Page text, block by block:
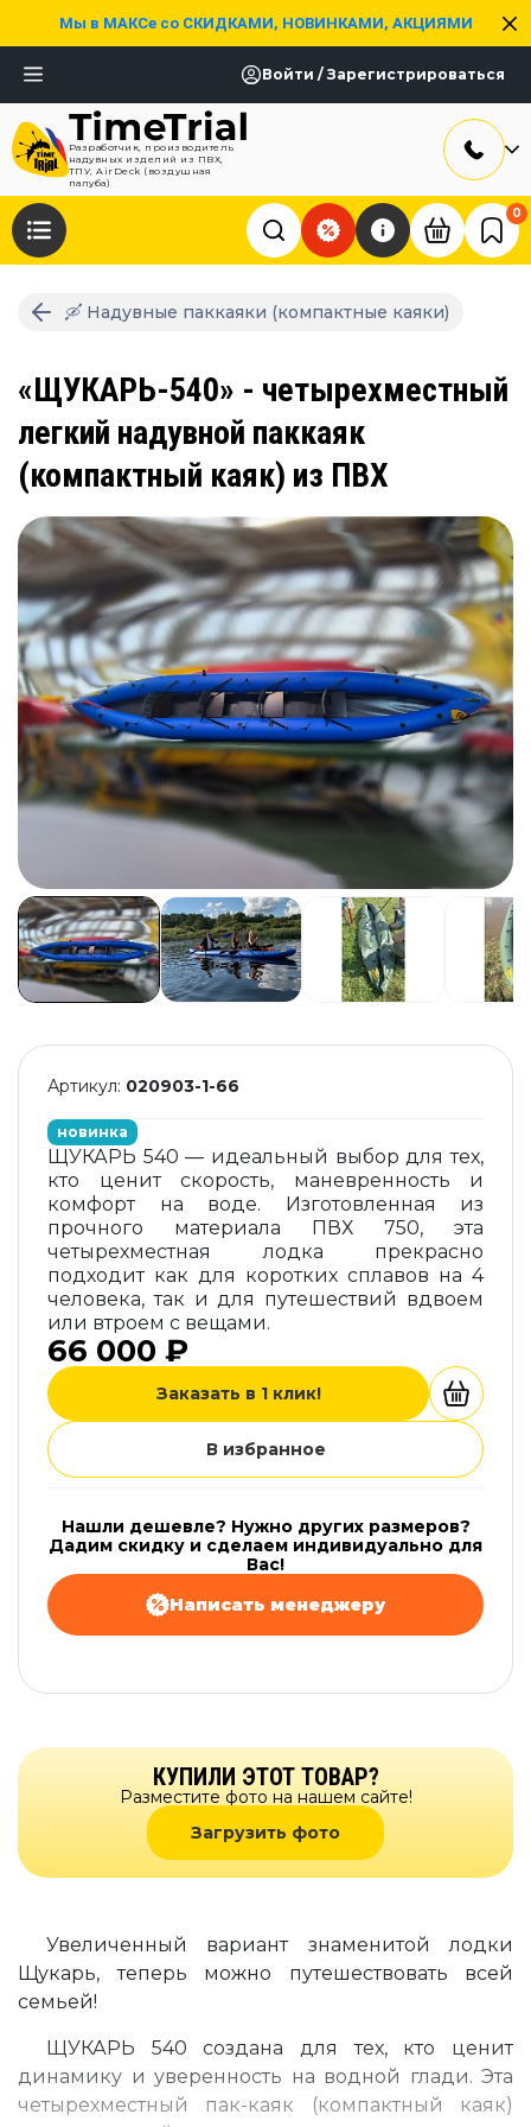
Мы в МАКСе со СКИДКАМИ, НОВИНКАМИ, АКЦИЯМИ
Войти / Зарегистрироваться
Разработчик, производитель
надувных изделий из ПВХ,
ТПУ, AirDeck (воздушная
палуба)
0
🛶 Надувные паккаяки (компактные каяки)
«ЩУКАРЬ-540» - четырехместный
легкий надувной паккаяк
(компактный каяк) из ПВХ
Артикул: 020903-1-66
новинка
ЩУКАРЬ 540 — идеальный выбор для тех,
кто ценит скорость, маневренность и
комфорт на воде. Изготовленная из
прочного материала ПВХ 750, эта
четырехместная лодка прекрасно
подходит как для коротких сплавов на 4
человека, так и для путешествий вдвоем
или втроем с вещами.
66 000 ₽
Заказать в 1 клик!
В избранное
Нашли дешевле? Нужно других размеров?
Дадим скидку и сделаем индивидуально для
Вас!
Написать менеджеру
КУПИЛИ ЭТОТ ТОВАР?
Разместите фото на нашем сайте!
Загрузить фото
Увеличенный вариант знаменитой лодки
Щукарь, теперь можно путешествовать всей
семьей!
ЩУКАРЬ 540 создана для тех, кто ценит
динамику и уверенность на водной глади. Эта
четырехместный пак-каяк (компактный каяк)